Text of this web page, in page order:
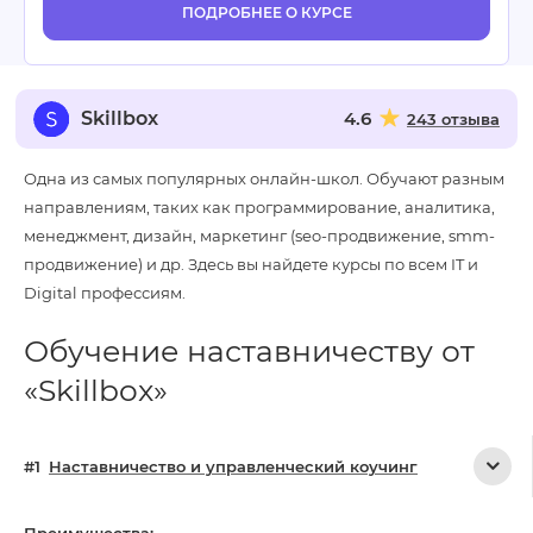
ПОДРОБНЕЕ О КУРСЕ
Skillbox 4.6 243 отзыва
Одна из самых популярных онлайн-школ. Обучают разным
направлениям, таких как программирование, аналитика,
менеджмент, дизайн, маркетинг (seo-продвижение, smm-
продвижение) и др. Здесь вы найдете курсы по всем IT и
Digital профессиям.
Обучение наставничеству от
«Skillbox»
Наставничество и управленческий коучинг